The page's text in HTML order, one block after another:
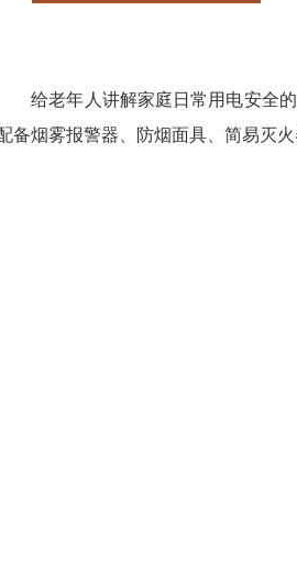
给老年人讲解家庭日常用电安全的
备烟雾报警器 、防烟面具、简易灭